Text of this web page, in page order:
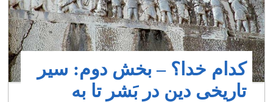
کدام خدا؟ – بخش دوم: سیر
تاریخی دین در بَشر تا به